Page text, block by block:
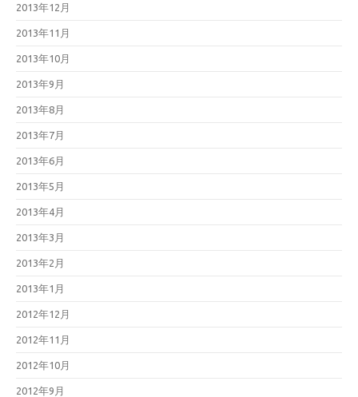
2013年12月
2013年11月
2013年10月
2013年9月
2013年8月
2013年7月
2013年6月
2013年5月
2013年4月
2013年3月
2013年2月
2013年1月
2012年12月
2012年11月
2012年10月
2012年9月